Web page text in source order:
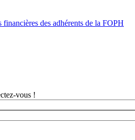
des adhérents de la FOPH
vous !